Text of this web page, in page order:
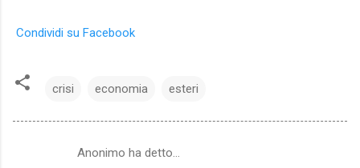
Condividi su Facebook
crisi economia esteri
Anonimo ha detto…